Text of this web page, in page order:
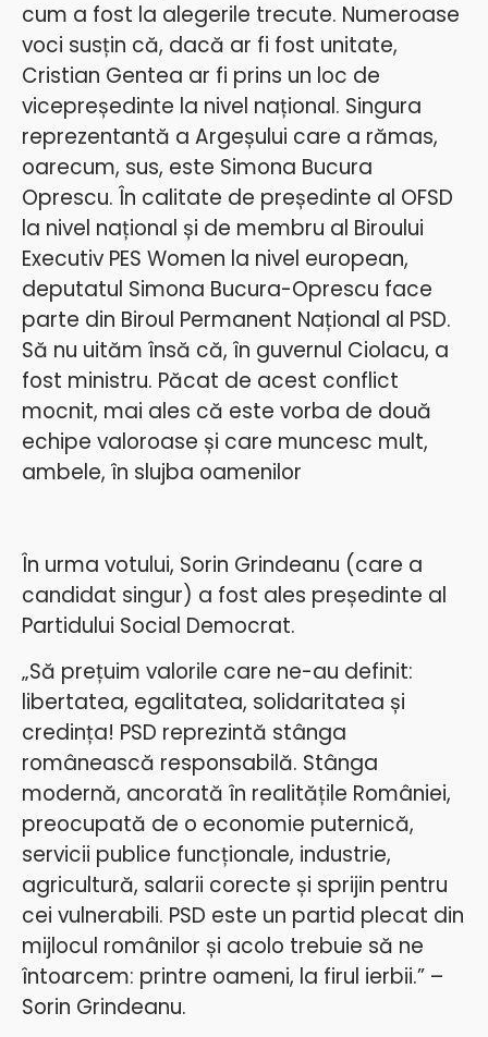
cum a fost la alegerile trecute. Numeroase
voci susțin că, dacă ar fi fost unitate,
Cristian Gentea ar fi prins un loc de
vicepreședinte la nivel național. Singura
reprezentantă a Argeșului care a rămas,
oarecum, sus, este Simona Bucura
Oprescu. În calitate de președinte al OFSD
la nivel național și de membru al Biroului
Executiv PES Women la nivel european,
deputatul Simona Bucura-Oprescu face
parte din Biroul Permanent Național al PSD.
Să nu uităm însă că, în guvernul Ciolacu, a
fost ministru. Păcat de acest conflict
mocnit, mai ales că este vorba de două
echipe valoroase și care muncesc mult,
ambele, în slujba oamenilor
În urma votului, Sorin Grindeanu (care a
candidat singur) a fost ales președinte al
Partidului Social Democrat.
„Să prețuim valorile care ne-au definit:
libertatea, egalitatea, solidaritatea și
credința! PSD reprezintă stânga
românească responsabilă. Stânga
modernă, ancorată în realitățile României,
preocupată de o economie puternică,
servicii publice funcționale, industrie,
agricultură, salarii corecte și sprijin pentru
cei vulnerabili. PSD este un partid plecat din
mijlocul românilor și acolo trebuie să ne
întoarcem: printre oameni, la firul ierbii.” –
Sorin Grindeanu.